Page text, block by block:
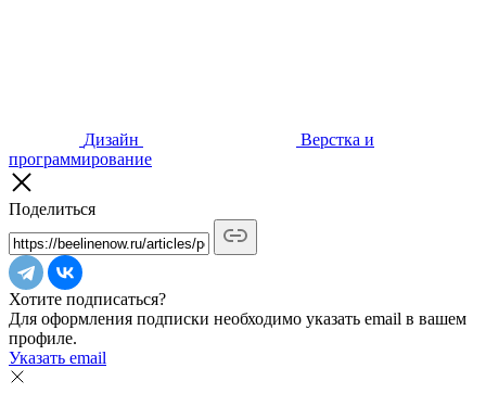
Дизайн
Верстка и
программирование
Поделиться
Хотите подписаться?
Для оформления подписки необходимо указать email в вашем
профиле.
Указать email